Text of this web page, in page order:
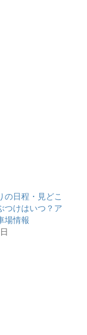
の日程・見どこ
つけはいつ？ア
場情報